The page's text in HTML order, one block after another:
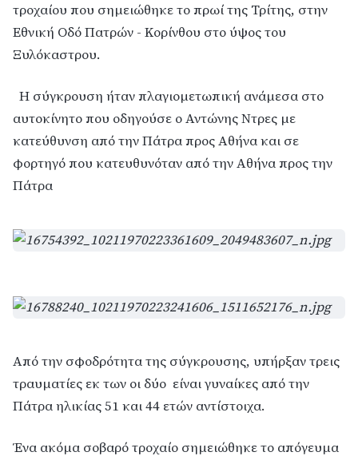
τροχαίου που σημειώθηκε το πρωί της Τρίτης, στην
Εθνική Οδό Πατρών - Κορίνθου στο ύψος του
Ξυλόκαστρου.
Η σύγκρουση ήταν πλαγιομετωπική ανάμεσα στο
αυτοκίνητο που οδηγούσε ο Αντώνης Ντρες με
κατεύθυνση από την Πάτρα προς Αθήνα και σε
φορτηγό που κατευθυνόταν από την Αθήνα προς την
Πάτρα
Από την σφοδρότητα της σύγκρουσης, υπήρξαν τρεις
τραυματίες εκ των οι δύο είναι γυναίκες από την
Πάτρα ηλικίας 51 και 44 ετών αντίστοιχα.
Ένα ακόμα σοβαρό τροχαίο σημειώθηκε το απόγευμα